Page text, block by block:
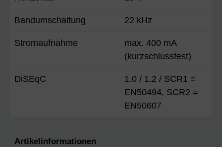
Bandumschaltung 22 kHz
Stromaufnahme
max. 400 mA
(kurzschlussfest)
DiSEqC
1.0 / 1.2 / SCR1 =
EN50494, SCR2 =
EN50607
Artikelinformationen